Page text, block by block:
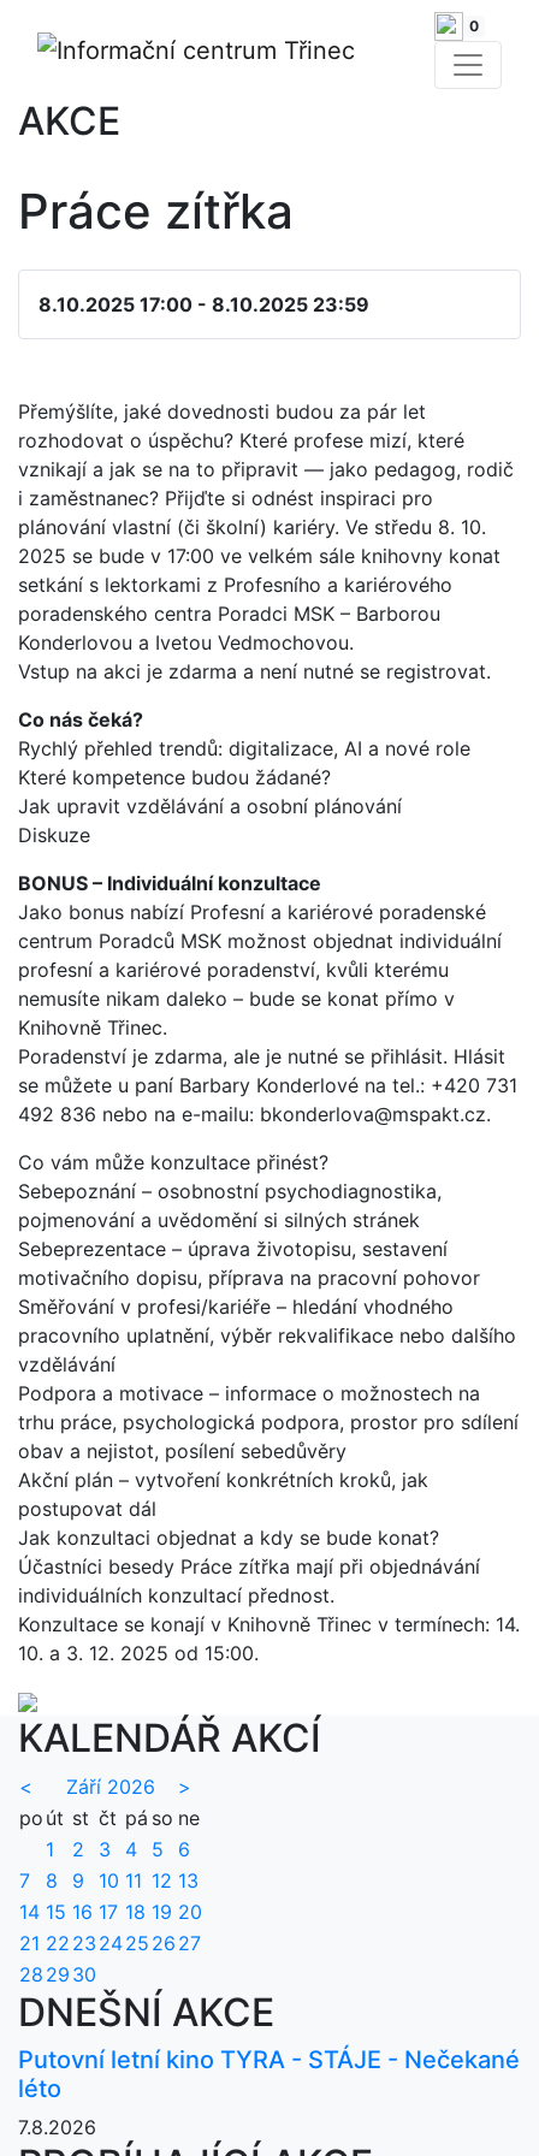
0
AKCE
Práce zítřka
8.10.2025 17:00 - 8.10.2025 23:59
Přemýšlíte, jaké dovednosti budou za pár let
rozhodovat o úspěchu? Které profese mizí, které
vznikají a jak se na to připravit — jako pedagog, rodič
i zaměstnanec? Přijďte si odnést inspiraci pro
plánování vlastní (či školní) kariéry. Ve středu 8. 10.
2025 se bude v 17:00 ve velkém sále knihovny konat
setkání s lektorkami z Profesního a kariérového
poradenského centra Poradci MSK – Barborou
Konderlovou a Ivetou Vedmochovou.
Vstup na akci je zdarma a není nutné se registrovat.
Co nás čeká?
Rychlý přehled trendů: digitalizace, AI a nové role
Které kompetence budou žádané?
Jak upravit vzdělávání a osobní plánování
Diskuze
BONUS – Individuální konzultace
Jako bonus nabízí Profesní a kariérové poradenské
centrum Poradců MSK možnost objednat individuální
profesní a kariérové poradenství, kvůli kterému
nemusíte nikam daleko – bude se konat přímo v
Knihovně Třinec.
Poradenství je zdarma, ale je nutné se přihlásit. Hlásit
se můžete u paní Barbary Konderlové na tel.: +420 731
492 836 nebo na e-mailu: bkonderlova@mspakt.cz.
Co vám může konzultace přinést?
Sebepoznání – osobnostní psychodiagnostika,
pojmenování a uvědomění si silných stránek
Sebeprezentace – úprava životopisu, sestavení
motivačního dopisu, příprava na pracovní pohovor
Směřování v profesi/kariéře – hledání vhodného
pracovního uplatnění, výběr rekvalifikace nebo dalšího
vzdělávání
Podpora a motivace – informace o možnostech na
trhu práce, psychologická podpora, prostor pro sdílení
obav a nejistot, posílení sebedůvěry
Akční plán – vytvoření konkrétních kroků, jak
postupovat dál
Jak konzultaci objednat a kdy se bude konat?
Účastníci besedy Práce zítřka mají při objednávání
individuálních konzultací přednost.
Konzultace se konají v Knihovně Třinec v termínech: 14.
10. a 3. 12. 2025 od 15:00.
KALENDÁŘ AKCÍ
< Září 2026
>
po út st čt pá so ne
1
2 3 4 5
6
7
8 9 10 11 12 13
14 15 16 17 18 19 20
21 22 23 2425 26 27
28 29 30
DNEŠNÍ AKCE
Putovní letní kino TYRA - STÁJE - Nečekané
léto
7.8.2026